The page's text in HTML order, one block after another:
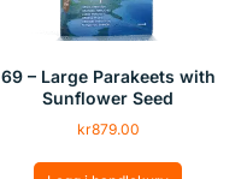
69 – Large Parakeets with
Sunflower Seed
kr879.00